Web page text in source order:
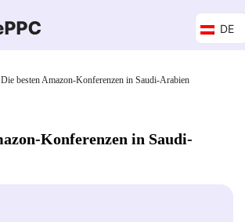
DE
Die besten Amazon-Konferenzen in Saudi-Arabien
Konferenzen in Saudi-